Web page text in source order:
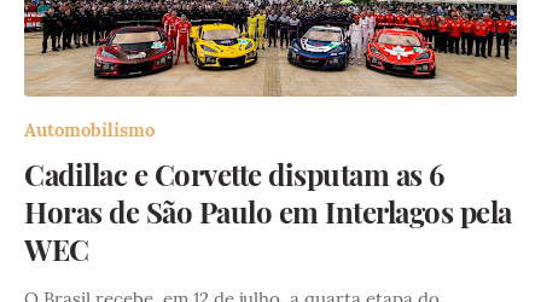
Automobilismo
Cadillac e Corvette disputam as 6
Horas de São Paulo em Interlagos pela
WEC